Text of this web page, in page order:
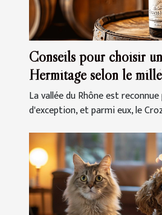
Conseils pour choisir
Hermitage selon le
La vallée du Rhône est
d'exception, et parmi eux, le